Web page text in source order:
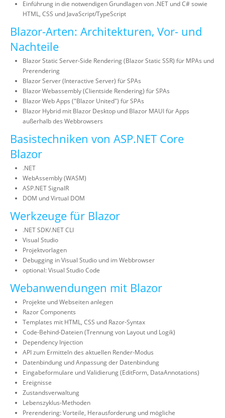
Einführung in die notwendigen Grundlagen von .NET und C# sowie
HTML, CSS und JavaScript/TypeScript
Blazor-Arten: Architekturen, Vor- und
Nachteile
Blazor Static Server-Side Rendering (Blazor Static SSR) für MPAs und
Prerendering
Blazor Server (Interactive Server) für SPAs
Blazor Webassembly (Clientside Rendering) für SPAs
Blazor Web Apps ("Blazor United") für SPAs
Blazor Hybrid mit Blazor Desktop und Blazor MAUI für Apps
außerhalb des Webbrowsers
Basistechniken von ASP.NET Core
Blazor
.NET
WebAssembly (WASM)
ASP.NET SignalR
DOM und Virtual DOM
Werkzeuge für Blazor
.NET SDK/.NET CLI
Visual Studio
Projektvorlagen
Debugging in Visual Studio und im Webbrowser
optional: Visual Studio Code
Webanwendungen mit Blazor
Projekte und Webseiten anlegen
Razor Components
Templates mit HTML, CSS und Razor-Syntax
Code-Behind-Dateien (Trennung von Layout und Logik)
Dependency Injection
API zum Ermitteln des aktuellen Render-Modus
Datenbindung und Anpassung der Datenbindung
Eingabeformulare und Validierung (EditForm, DataAnnotations)
Ereignisse
Zustandsverwaltung
Lebenszyklus-Methoden
Prerendering: Vorteile, Herausforderung und mögliche